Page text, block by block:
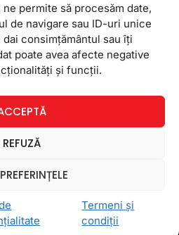
permite să procesăm date,
de navigare sau ID-uri unice
consimțământul sau îți
poate avea afecte negative
și funcții.
REFUZĂ
Termeni și
condiții
Cursuri engleză București. Site
de